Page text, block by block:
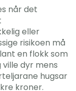
når det
eller
risikoen må
en flokk som
dyr mens
hugsar
kroner.